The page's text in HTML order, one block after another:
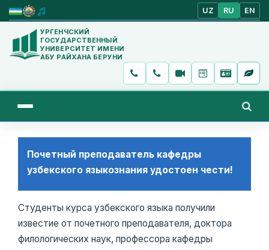
UZ RU EN
УРГЕНЧСКИЙ
ГОСУДАРСТВЕННЫЙ
УНИВЕРСИТЕТ ИМЕНИ
АБУ РАЙХАНА БЕРУНИ
Почетный преподаватель кафедры
узбекского языкознания удостоен чести!
Студенты курса узбекского языка получили
известие от почетного преподавателя, доктора
филологических наук, профессора кафедры